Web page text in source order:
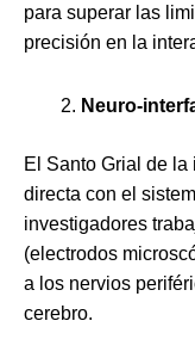
para superar las
precisión en la
Neuro-
El Santo Grial de
directa con el
investigadores
(electrodos
a los nervios
cerebro.